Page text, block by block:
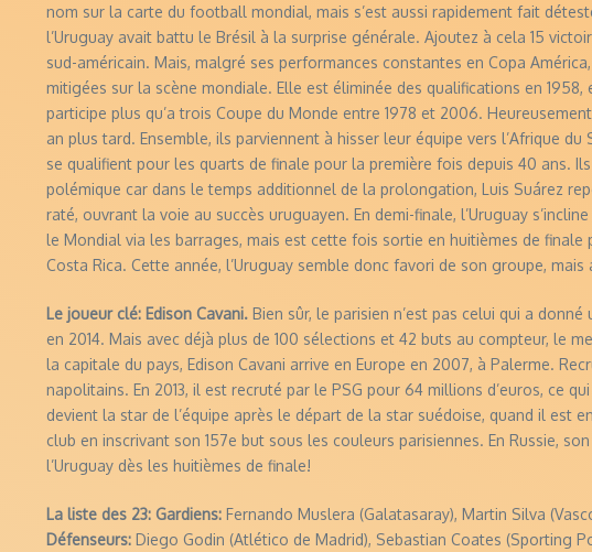
nom sur la carte du football mondial, mais s’est aussi rapidement fait
l’Uruguay avait battu le Brésil à la surprise générale. Ajoutez à cela 15
sud-américain. Mais, malgré ses performances constantes en Copa
mitigées sur la scène mondiale. Elle est éliminée des qualifications en
participe plus qu’a trois Coupe du Monde entre 1978 et 2006.
an plus tard. Ensemble, ils parviennent à hisser leur équipe vers l’Afrique
se qualifient pour les quarts de finale pour la première fois depuis 40 ans.
polémique car dans le temps additionnel de la prolongation, Luis Suárez
raté, ouvrant la voie au succès uruguayen. En demi-finale, l’Uruguay
le Mondial via les barrages, mais est cette fois sortie en huitièmes de
Costa Rica. Cette année, l’Uruguay semble donc favori de son groupe,
Le joueur clé: Edison Cavani. Bien sûr, le parisien n’est pas celui qui a
en 2014. Mais avec déjà plus de 100 sélections et 42 buts au compteur, le
la capitale du pays, Edison Cavani arrive en Europe en 2007, à Palerme.
napolitains. En 2013, il est recruté par le PSG pour 64 millions d’euros, ce
devient la star de l’équipe après le départ de la star suédoise, quand il est
club en inscrivant son 157e but sous les couleurs parisiennes. En Russie,
l’Uruguay dès les huitièmes de finale!
La liste des 23: Gardiens: Fernando Muslera (Galatasaray), Martin Silva
Défenseurs: Diego Godin (Atlético de Madrid), Sebastian Coates (Sporting